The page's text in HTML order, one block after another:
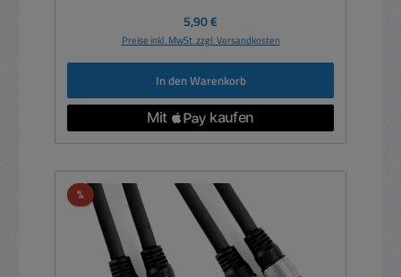
Regulärer Preis:
5,90 €
Preise inkl. MwSt. zzgl. Versandkosten
In den Warenkorb
%Rabatt